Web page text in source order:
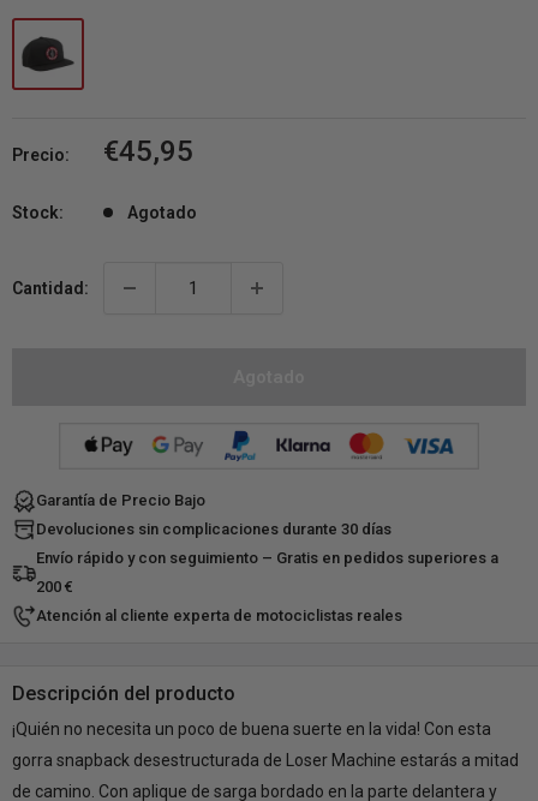
Precio:
Precio
venta
€45,95
Stock: Agotado
Cantidad:
Garantía de Precio Bajo
Devoluciones sin complicaciones durante 30 días
Envío rápido y con seguimiento – Gratis en pedidos superiores a
200 €
Atención al cliente experta de motociclistas reales
Descripción del producto
¡Quién no necesita un poco de buena suerte en la vida! Con esta
gorra snapback desestructurada de Loser Machine estarás a mitad
de camino. Con aplique de sarga bordado en la parte delantera y